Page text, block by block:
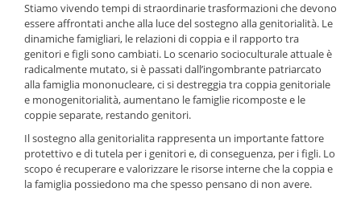
Stiamo vivendo tempi di straordinarie trasformazioni che devono
essere affrontati anche alla luce del sostegno alla genitorialità. Le
dinamiche famigliari, le relazioni di coppia e il rapporto tra
genitori e figli sono cambiati. Lo scenario socioculturale attuale è
radicalmente mutato, si è passati dall’ingombrante patriarcato
alla famiglia mononucleare, ci si destreggia tra coppia genitoriale
e monogenitorialità, aumentano le famiglie ricomposte e le
coppie separate, restando genitori.
Il sostegno alla genitorialita rappresenta un importante fattore
protettivo e di tutela per i genitori e, di conseguenza, per i figli. Lo
scopo é recuperare e valorizzare le risorse interne che la coppia e
la famiglia possiedono ma che spesso pensano di non avere.